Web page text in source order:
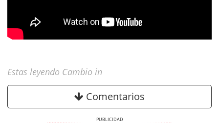
Estas leyendo Cambio in
Comentarios